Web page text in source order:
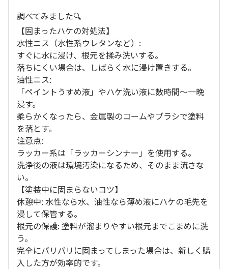
調べてみました🔍
【固まったハケの対処法】
水性ニス（水性系ウレタンなど）:
すぐに水に浸け、根元を揉み洗いする。
落ちにくい場合は、しばらく水に浸け置きする。
油性ニス:
「ペイントうすめ液」やハケ洗い液に数時間～一晩
浸す。
柔らかくなったら、金属製のコームやブラシで塗料
を落とす。
注意点:
ラッカー系は「ラッカーシンナー」を使用する。
洗浄後の液は環境汚染になるため、そのまま流さな
い。
【塗装中に固まらないコツ】
休憩中: 水性なら水、油性なら薄め液にハケの毛先を
浸して保管する。
根元の保護: 塗料が溜まりやすい根元までこまめに洗
う。
完全にバリバリに固まってしまった場合は、新しく購
入した方が効率的です。